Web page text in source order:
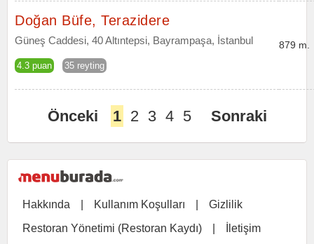
Doğan Büfe, Terazidere
Güneş Caddesi, 40 Altıntepsi, Bayrampaşa, İstanbul
4.3 puan 35 reyting
879 m.
Önceki 1 2 3 4 5 Sonraki
Hakkında Kullanım Koşulları
Gizlilik
Restoran Yönetimi (Restoran Kaydı)
İletişim